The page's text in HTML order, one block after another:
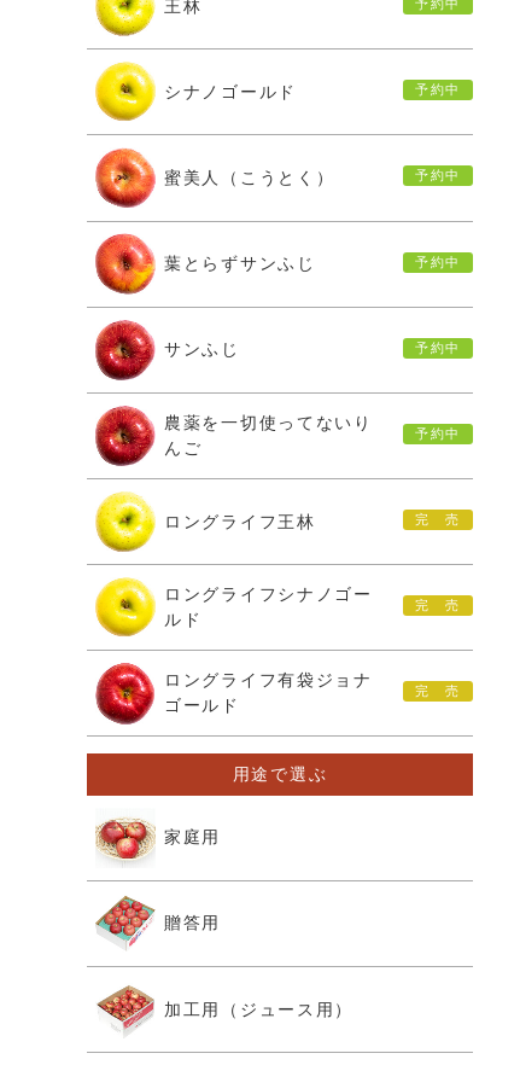
王林
シナノゴールド
蜜美人（こうとく）
葉とらずサンふじ
サンふじ
農薬を一切使ってないり
んご
ロングライフ王林
ロングライフシナノゴー
ルド
ロングライフ有袋ジョナ
ゴールド
用途で選ぶ
家庭用
贈答用
加工用（ジュース用）